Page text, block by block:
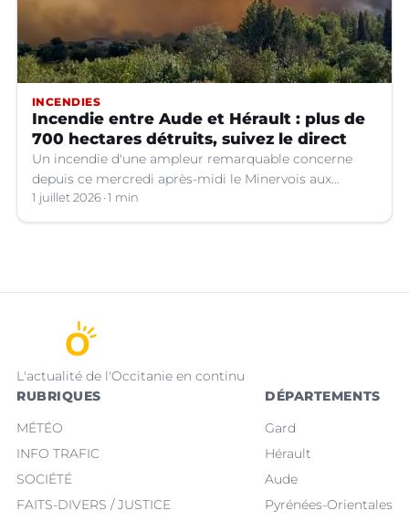
INCENDIES
Incendie entre Aude et Hérault : plus de
700 hectares détruits, suivez le direct
Un incendie d'une ampleur remarquable concerne
depuis ce mercredi après-midi le Minervois aux
confins de l'Aude et de l'Hérault.
1 juillet 2026 1 min
L'actualité de l'Occitanie en continu
RUBRIQUES
MÉTÉO
INFO TRAFIC
SOCIÉTÉ
FAITS-DIVERS / JUSTICE
DÉPARTEMENTS
Gard
Hérault
Aude
Pyrénées-Orientales